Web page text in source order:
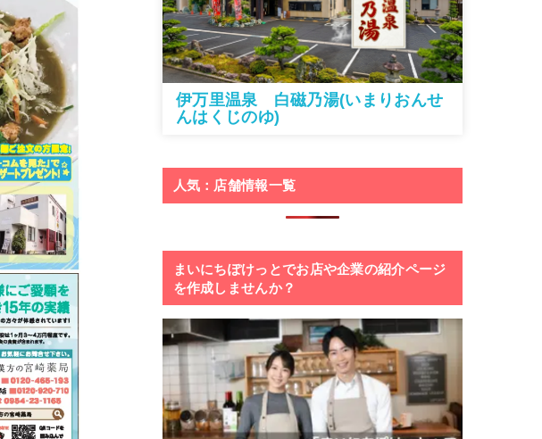
伊万里温泉 白磁乃湯(いまりおんせ
んはくじのゆ)
人気：店舗情報一覧
まいにちぽけっとでお店や企業の紹介ページ
を作成しませんか？